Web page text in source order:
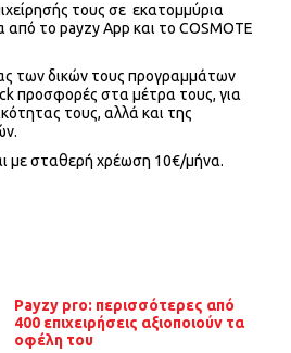
τους σε εκατομμύρια
από το payzy App και το COSMOTE
των δικών τους προγραμμάτων
προσφορές στα μέτρα τους, για
τους, αλλά και της
με σταθερή χρέωση 10€/μήνα.
Payzy pro: περισσότερες από
400 επιχειρήσεις αξιοποιούν τα
οφέλη του